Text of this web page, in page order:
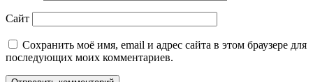
Сайт
Сохранить моё имя, email и адрес сайта в этом браузере для
последующих моих комментариев.